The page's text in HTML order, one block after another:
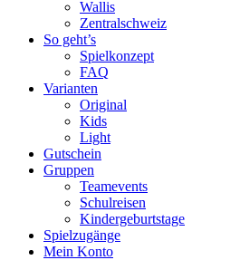
Wallis
Zentralschweiz
So geht’s
Spielkonzept
FAQ
Varianten
Original
Kids
Light
Gutschein
Gruppen
Teamevents
Schulreisen
Kindergeburtstage
Spielzugänge
Mein Konto